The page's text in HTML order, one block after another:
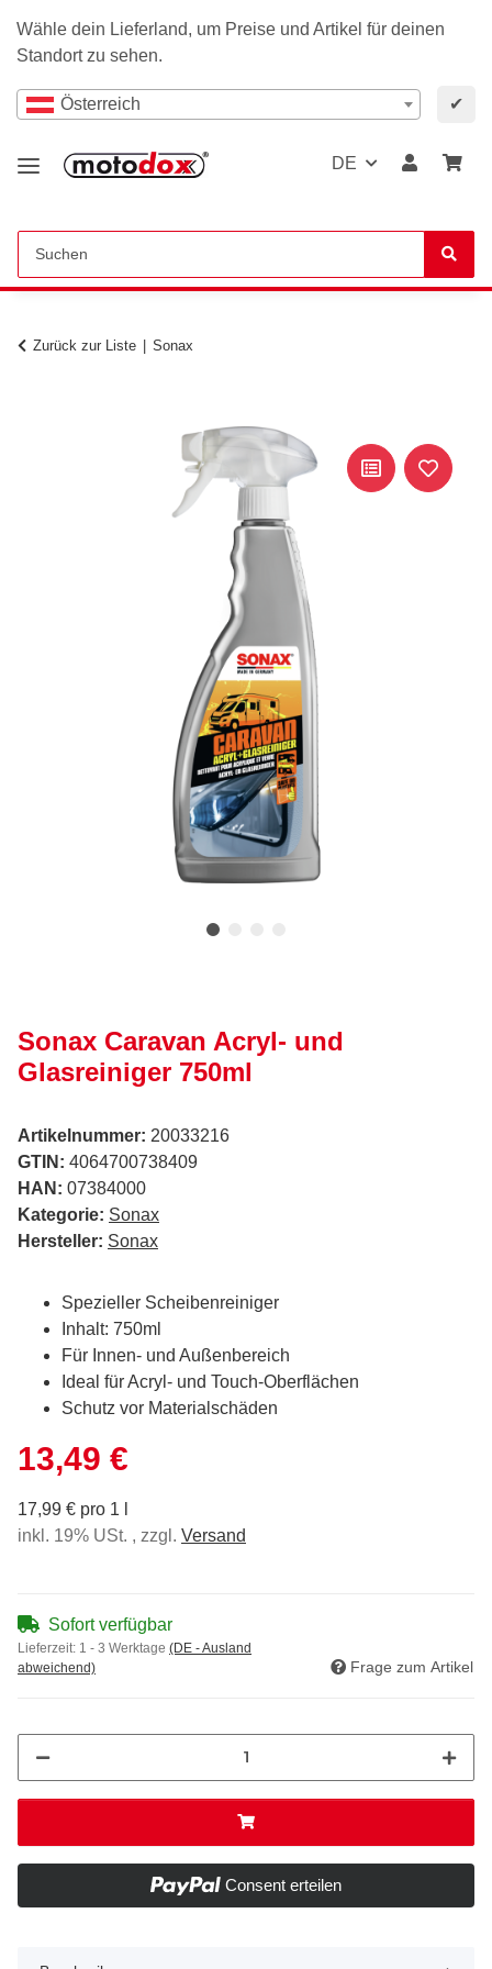
Wähle dein Lieferland, um Preise und Artikel für deinen
Standort zu sehen.
Österreich ✔
DE
Zurück zur Liste Sonax
Sonax Caravan Acryl- und
Glasreiniger 750ml
Artikelnummer: 20033216
GTIN: 4064700738409
HAN: 07384000
Kategorie: Sonax
Hersteller: Sonax
Spezieller Scheibenreiniger
Inhalt: 750ml
Für Innen- und Außenbereich
Ideal für Acryl- und Touch-Oberflächen
Schutz vor Materialschäden
13,49 €
17,99 € pro 1 l
inkl. 19% USt. , zzgl. Versand
Sofort verfügbar
Lieferzeit: 1 - 3 Werktage (DE - Ausland
abweichend)
Frage zum Artikel
Consent erteilen